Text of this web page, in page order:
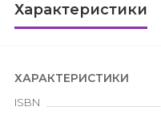
Характеристики
ХАРАКТЕРИСТИКИ
ISBN